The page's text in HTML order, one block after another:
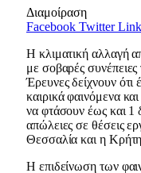
Διαμοίραση
Facebook Twitter
Η κλιματική αλλαγή
με σοβαρές συνέπειες
Έρευνες δείχνουν ότι
καιρικά φαινόμενα
να φτάσουν έως και 1
απώλειες σε θέσεις
Θεσσαλία και η
Η επιδείνωση των